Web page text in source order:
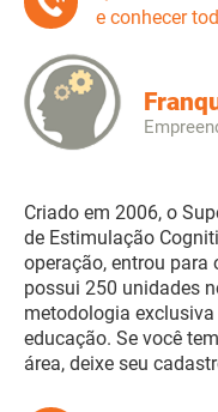
e conhecer
Criado em 2006, o
de Estimulação
operação, entrou para
possui 250 unidades
metodologia
educação. Se você
área, deixe seu